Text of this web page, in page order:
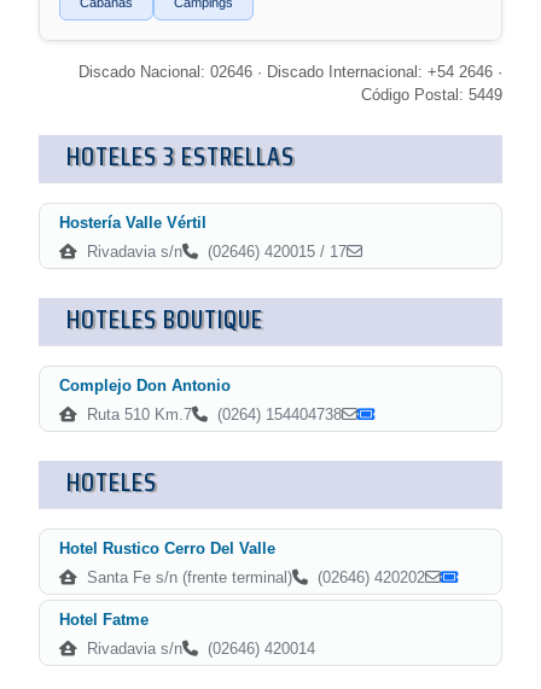
Discado Nacional: 02646 · Discado Internacional: +54 2646 ·
Código Postal: 5449
HOTELES 3 ESTRELLAS
Hostería Valle Vértil
Rivadavia s/n
(02646) 420015 / 17
HOTELES BOUTIQUE
Complejo Don Antonio
Ruta 510 Km.7
(0264) 154404738
HOTELES
Hotel Rustico Cerro Del Valle
Santa Fe s/n (frente terminal)
(02646) 420202
Hotel Fatme
Rivadavia s/n
(02646) 420014